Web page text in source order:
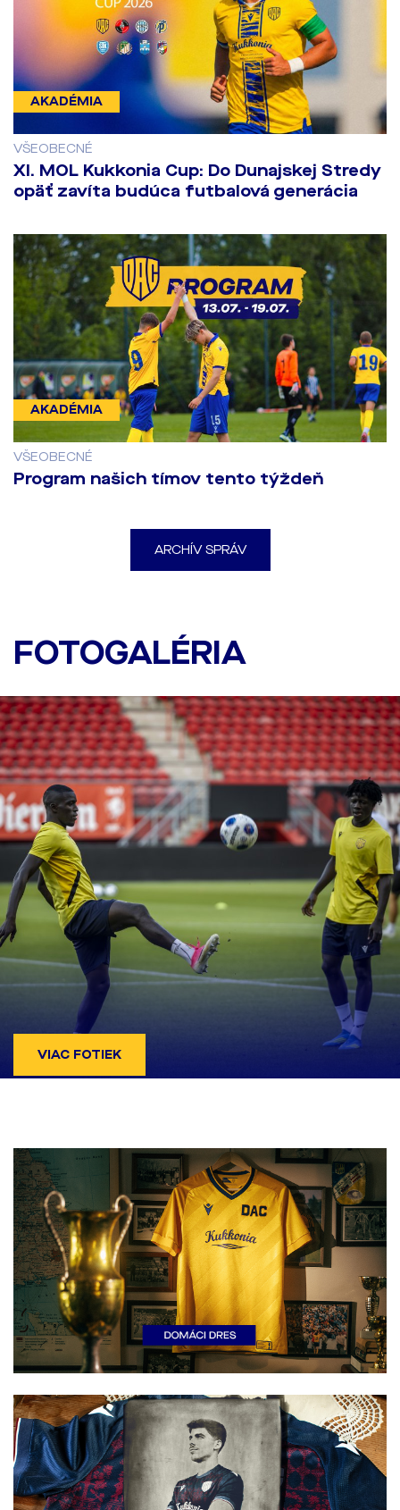
AKADÉMIA
VŠEOBECNÉ
XI. MOL Kukkonia Cup: Do Dunajskej Stredy
opäť zavíta budúca futbalová generácia
AKADÉMIA
VŠEOBECNÉ
Program našich tímov tento týždeň
ARCHÍV SPRÁV
FOTOGALÉRIA
zápasom proti Twente
VIAC FOTIEK